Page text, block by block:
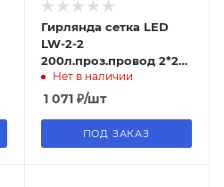
Гирлянда сетка LED
LW-2-2
200л.проз.провод 2*2
бел.Нет в наличии
1 071₽/шт
ПОД ЗАКАЗ